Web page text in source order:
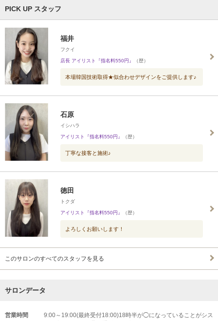
PICK UP スタッフ
福井
フクイ
店長 アイリスト『指名料550円』 （歴）
本場韓国技術取得★似合わせデザインをご提供します♪
石原
イシハラ
アイリスト『指名料550円』 （歴）
丁寧な接客と施術♪
徳田
トクダ
アイリスト『指名料550円』 （歴）
よろしくお願いします！
このサロンのすべてのスタッフを見る
サロンデータ
営業時間
9:00～19:00(最終受付18:00)18時半が◯になっていることがシス